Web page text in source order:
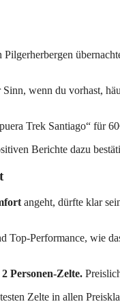
wenn du vorhast,
Trek Santiago“ für
Berichte dazu
angeht, dürfte klar
Performance, wie
2 Personen-Zelte.
Zelte in allen